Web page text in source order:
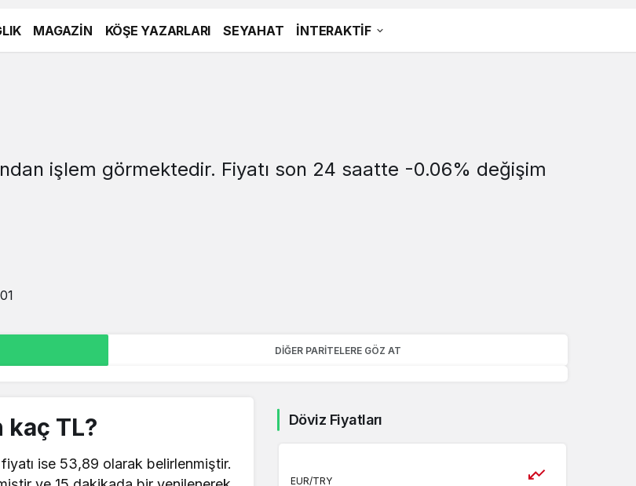
MAGAZİN KÖŞE YAZARLARI SEYAHAT İNTERAKTİF
işlem görmektedir. Fiyatı son 24 saatte -0.06% değişim
DIĞER PARITELERE GÖZ AT
kaç TL?
ise 53,89 olarak belirlenmiştir.
Döviz Fiyatları
EUR/TRY